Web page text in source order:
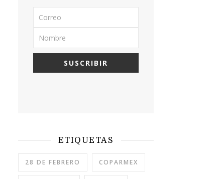
ETIQUETAS
28 DE FEBRERO COPARMEX